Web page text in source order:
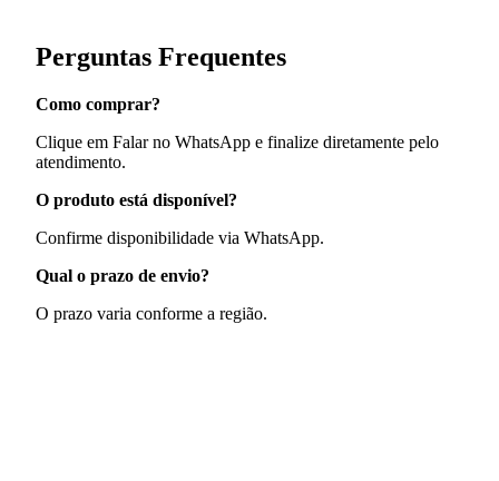
Perguntas Frequentes
Como comprar?
Clique em Falar no WhatsApp e finalize diretamente pelo
atendimento.
O produto está disponível?
Confirme disponibilidade via WhatsApp.
Qual o prazo de envio?
O prazo varia conforme a região.